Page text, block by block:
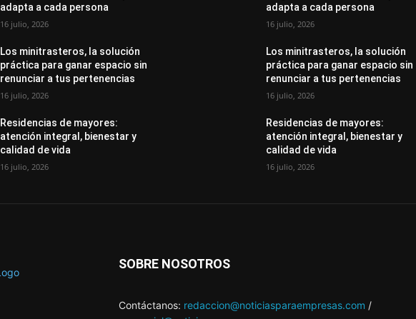
adapta a cada persona
16 julio, 2026
Los minitrasteros, la solución
práctica para ganar espacio sin
renunciar a tus pertenencias
16 julio, 2026
Residencias de mayores:
atención integral, bienestar y
calidad de vida
16 julio, 2026
adapta a cada persona
16 julio, 2026
Los minitrasteros, la solución
práctica para ganar espacio sin
renunciar a tus pertenencias
16 julio, 2026
Residencias de mayores:
atención integral, bienestar y
calidad de vida
16 julio, 2026
SOBRE NOSOTROS
Contáctanos: redaccion@noticiasparaempresas.com /